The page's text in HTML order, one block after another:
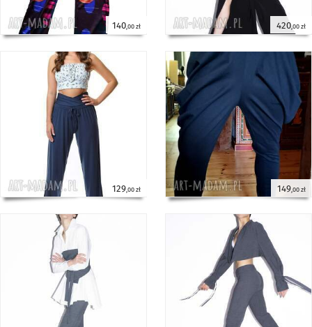
140,00 zł 420,00 zł
129,00 zł 149,00 zł